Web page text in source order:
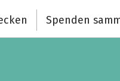
Spenden